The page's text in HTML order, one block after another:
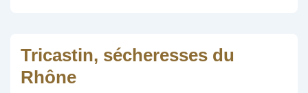
séisme
au
Teil
Tricastin, sécheresses du
Rhône